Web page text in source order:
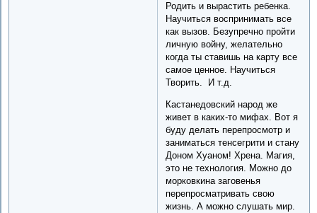
Родить и вырастить ребенка.
Научиться воспринимать все
как вызов. Безупречно пройти
личную войну, желательно
когда ты ставишь на карту все
самое ценное. Научиться
Творить. И т.д.
Кастанедовский народ же
живет в каких-то мифах. Вот я
буду делать перепросмотр и
заниматься тенсегрити и стану
Доном Хуаном! Хрена. Магия,
это не технология. Можно до
морковкина заговенья
перепросматривать свою
жизнь. А можно слушать мир.